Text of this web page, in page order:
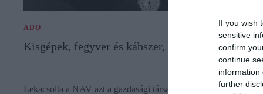
If you wish
sensitive
confirm
continue
information
further
ADÓ
Kisgépek, fegyver és kábszer, lecsapott a NAV
Lekacsolta a NAV azt a gazdasági társaságot, amelynek tagjai